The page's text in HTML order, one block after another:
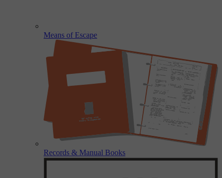
Means of Escape
Records & Manual Books